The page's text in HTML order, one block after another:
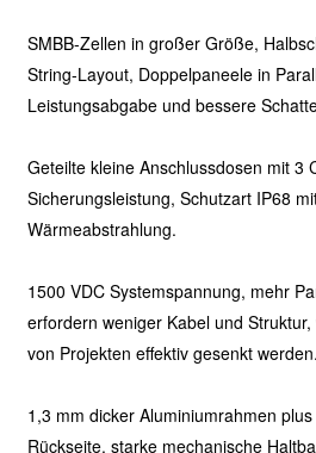
SMBB-Zellen in großer Größe,
String-Layout, Doppelpaneele in
Leistungsabgabe und bessere
Geteilte kleine Anschlussdosen mit 3
Sicherungsleistung, Schutzart IP68
Wärmeabstrahlung.
1500 VDC Systemspannung, mehr
erfordern weniger Kabel und
von Projekten effektiv gesenkt werden.
1,3 mm dicker Aluminiumrahmen
Rückseite, starke mechanische